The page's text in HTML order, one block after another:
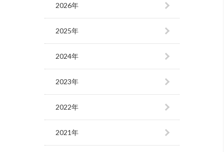
2026年
2025年
2024年
2023年
2022年
2021年